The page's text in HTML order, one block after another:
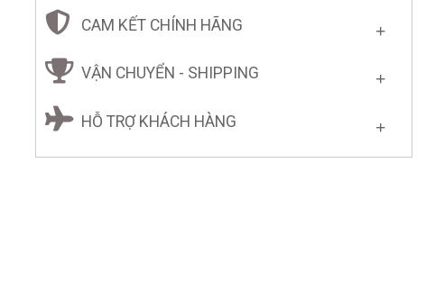
CAM KẾT CHÍNH HÃNG
VẬN CHUYỂN - SHIPPING
HỖ TRỢ KHÁCH HÀNG